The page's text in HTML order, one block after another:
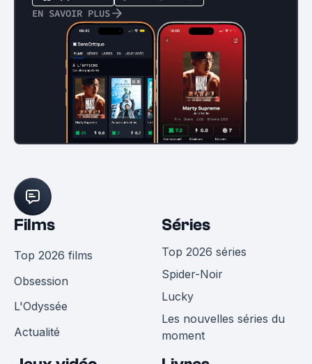
EN SAVOIR PLUS
Films
Top 2026 films
Obsession
L'Odyssée
Actualité
Séries
Top 2026 séries
Spider-Noir
Lucky
Les nouvelles séries du
moment